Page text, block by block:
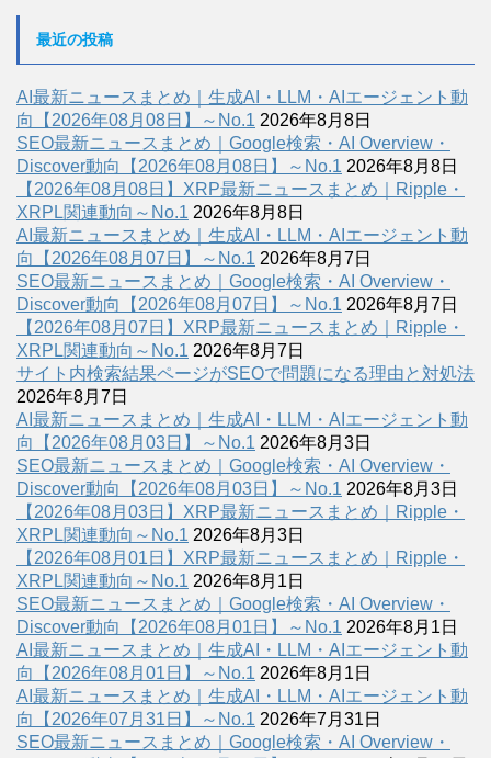
最近の投稿
AI最新ニュースまとめ｜生成AI・LLM・AIエージェント動
向【2026年08月08日】～No.1 2026年8月8日
SEO最新ニュースまとめ｜Google検索・AI Overview・
Discover動向【2026年08月08日】～No.1 2026年8月8日
【2026年08月08日】XRP最新ニュースまとめ｜Ripple・
XRPL関連動向～No.1 2026年8月8日
AI最新ニュースまとめ｜生成AI・LLM・AIエージェント動
向【2026年08月07日】～No.1 2026年8月7日
SEO最新ニュースまとめ｜Google検索・AI Overview・
Discover動向【2026年08月07日】～No.1 2026年8月7日
【2026年08月07日】XRP最新ニュースまとめ｜Ripple・
XRPL関連動向～No.1 2026年8月7日
サイト内検索結果ページがSEOで問題になる理由と対処法
2026年8月7日
AI最新ニュースまとめ｜生成AI・LLM・AIエージェント動
向【2026年08月03日】～No.1 2026年8月3日
SEO最新ニュースまとめ｜Google検索・AI Overview・
Discover動向【2026年08月03日】～No.1 2026年8月3日
【2026年08月03日】XRP最新ニュースまとめ｜Ripple・
XRPL関連動向～No.1 2026年8月3日
【2026年08月01日】XRP最新ニュースまとめ｜Ripple・
XRPL関連動向～No.1 2026年8月1日
SEO最新ニュースまとめ｜Google検索・AI Overview・
Discover動向【2026年08月01日】～No.1 2026年8月1日
AI最新ニュースまとめ｜生成AI・LLM・AIエージェント動
向【2026年08月01日】～No.1 2026年8月1日
AI最新ニュースまとめ｜生成AI・LLM・AIエージェント動
向【2026年07月31日】～No.1 2026年7月31日
SEO最新ニュースまとめ｜Google検索・AI Overview・